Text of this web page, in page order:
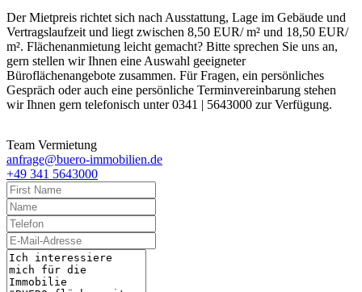
Der Mietpreis richtet sich nach Ausstattung, Lage im Gebäude und
Vertragslaufzeit und liegt zwischen 8,50 EUR/ m² und 18,50 EUR/
m². Flächenanmietung leicht gemacht? Bitte sprechen Sie uns an,
gern stellen wir Ihnen eine Auswahl geeigneter
Büroflächenangebote zusammen. Für Fragen, ein persönliches
Gespräch oder auch eine persönliche Terminvereinbarung stehen
wir Ihnen gern telefonisch unter 0341 | 5643000 zur Verfügung.
Team Vermietung
anfrage@buero-immobilien.de
+49 341 5643000